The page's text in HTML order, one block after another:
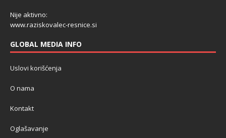
Nije aktivno:
www.raziskovalec-resnice.si
GLOBAL MEDIA INFO
Uslovi korišćenja
O nama
Kontakt
Oglašavanje